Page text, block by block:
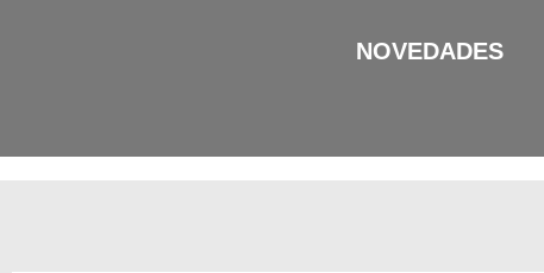
NOVEDADES